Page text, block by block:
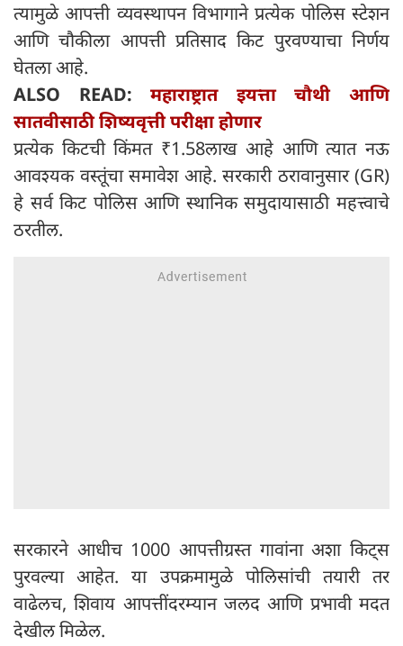
त्यामुळे आपत्ती व्यवस्थापन विभागाने प्रत्येक पोलिस स्टेशन
आणि चौकीला आपत्ती प्रतिसाद किट पुरवण्याचा निर्णय
घेतला आहे.
ALSO READ:महाराष्ट्रात इयत्ता चौथी आणि
सातवीसाठी शिष्यवृत्ती परीक्षा होणार
प्रत्येक किटची किंमत ₹1.58लाख आहे आणि त्यात नऊ
आवश्यक वस्तूंचा समावेश आहे. सरकारी ठरावानुसार (GR)
हे सर्व किट पोलिस आणि स्थानिक समुदायासाठी महत्त्वाचे
ठरतील.
सरकारने आधीच 1000 आपत्तीग्रस्त गावांना अशा किट्स
पुरवल्या आहेत. या उपक्रमामुळे पोलिसांची तयारी तर
वाढेलच, शिवाय आपत्तींदरम्यान जलद आणि प्रभावी मदत
देखील मिळेल.